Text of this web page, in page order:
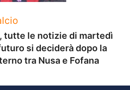
tutte le notizie di martedì
si deciderà dopo la
tra Nusa e Fofana